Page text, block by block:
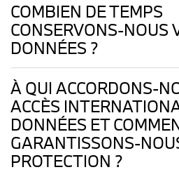
COMBIEN DE TEMPS
CONSERVONS-NOUS
DONNÉES ?
À QUI ACCORDONS-
ACCÈS
DONNÉES ET
GARANTISSONS-
PROTECTION ?